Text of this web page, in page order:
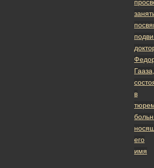
Гааза,
в
его
имя